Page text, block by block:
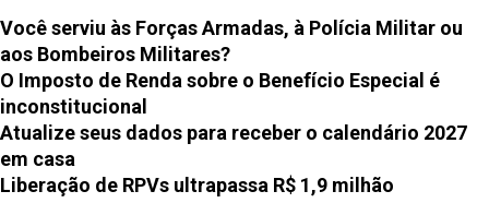
Você serviu às Forças Armadas, à Polícia Militar ou
aos Bombeiros Militares?
O Imposto de Renda sobre o Benefício Especial é
inconstitucional
Atualize seus dados para receber o calendário 2027
em casa
Liberação de RPVs ultrapassa R$ 1,9 milhão